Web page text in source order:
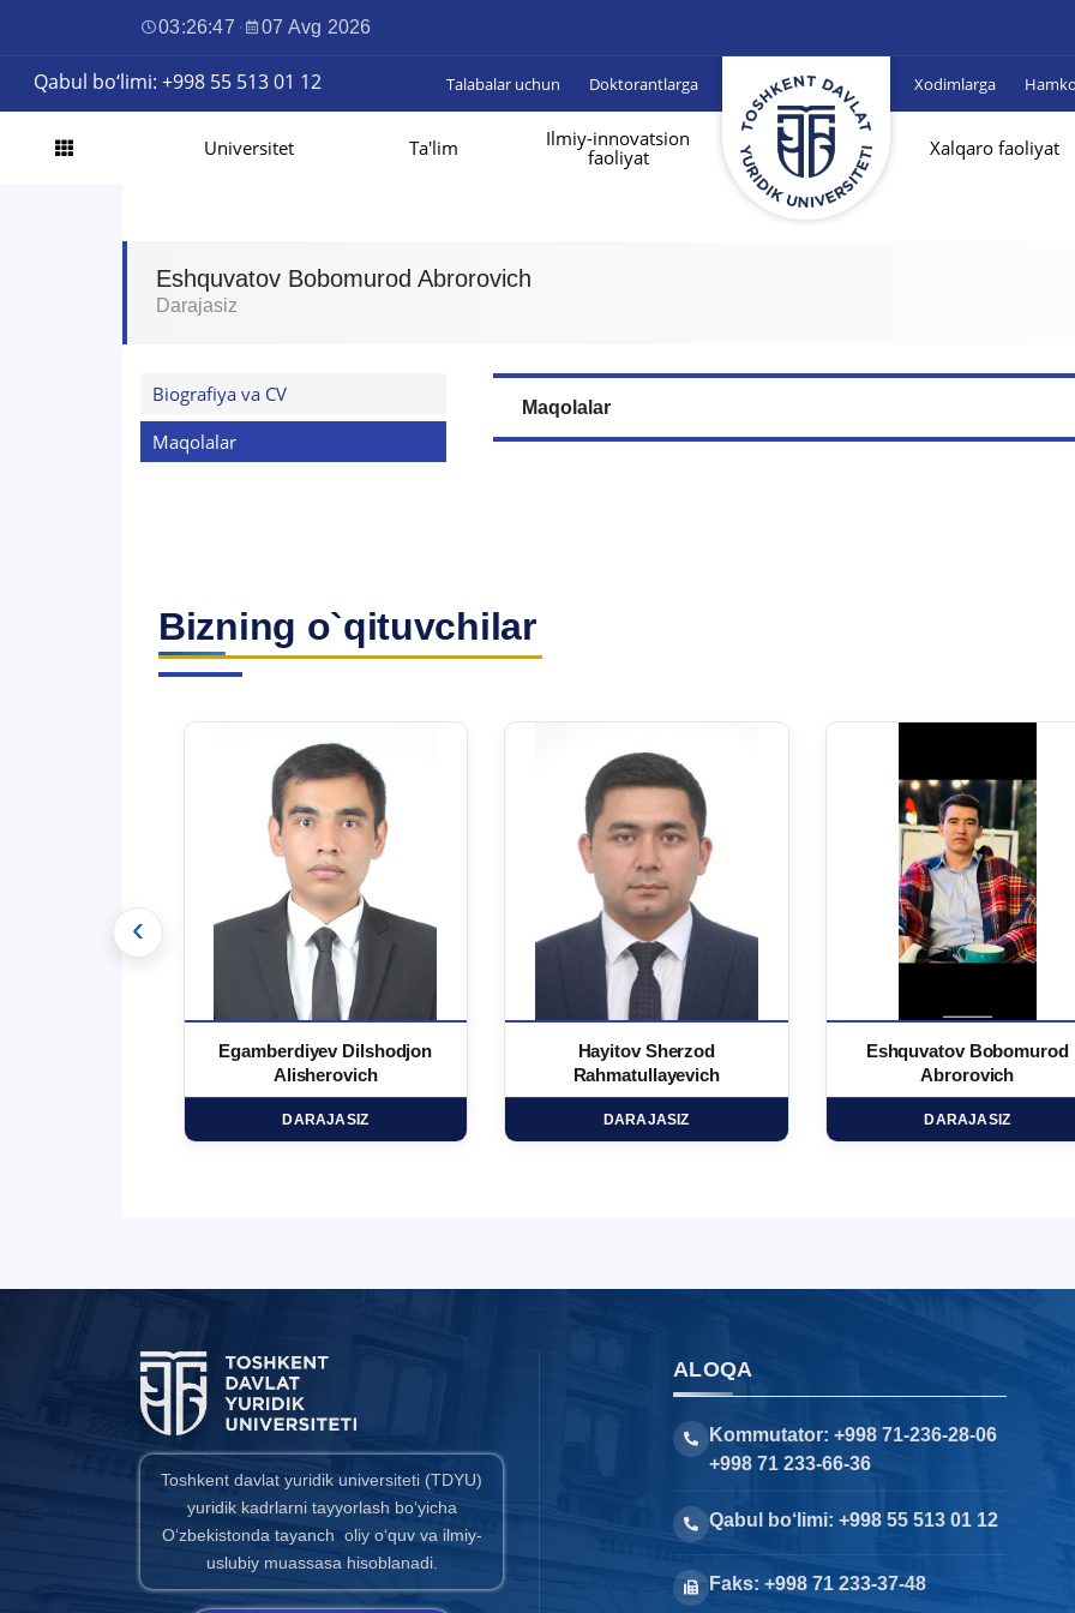
03:26:48 · 07 Avg 2026
Qabul bo‘limi: +998 55 513 01 12 Talabalar uchun Doktorantlarga Xodimlarga
Universitet Ta'lim
Ilmiy-innovatsion
faoliyat
Xalqaro faoliyat
Eshquvatov Bobomurod Abrorovich
Darajasiz
Biografiya va CV
Maqolalar
Maqolalar
Bizning o`qituvchilar
Egamberdiyev Dilshodjon
Alisherovich
DARAJASIZ
Hayitov Sherzod
Rahmatullayevich
DARAJASIZ
Eshquvatov Bobomurod
Abrorovich
DARAJASIZ
‹
Toshkent davlat yuridik universiteti (TDYU)
yuridik kadrlarni tayyorlash bo‘yicha
O‘zbekistonda tayanch oliy o‘quv va ilmiy-
uslubiy muassasa hisoblanadi.
ALOQA
Kommutator: +998 71-236-28-06
+998 71 233-66-36
Qabul bo‘limi: +998 55 513 01 12
Faks: +998 71 233-37-48